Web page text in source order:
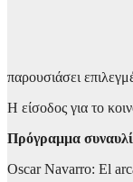
παρουσιάσει
Η είσοδος για το
Πρόγραμμα
Oscar Navarro: El